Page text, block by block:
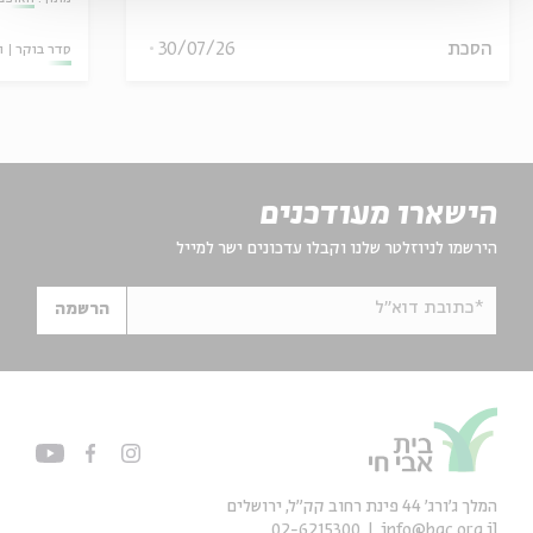
הסכת 30/07/26 סדר בוקר
הישארו מעודכנים
הירשמו לניוזלטר שלנו וקבלו עדכונים ישר למייל
*כתובת דוא"ל הרשמה
המלך ג'ורג' 44 פינת רחוב קק״ל, ירושלים